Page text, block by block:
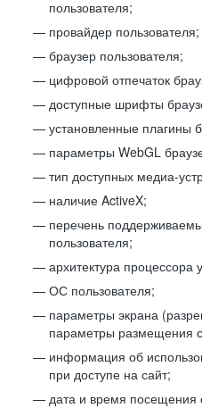
пользователя;
провайдер пользователя;
браузер пользователя;
цифровой отпечаток
доступные шрифты
установленные плагины
параметры WebGL
тип доступных медиа-
наличие ActiveX;
перечень
пользователя;
архитектура процессора
ОС пользователя;
параметры экрана
параметры размещения
информация об
при доступе на сайт;
дата и время посещения